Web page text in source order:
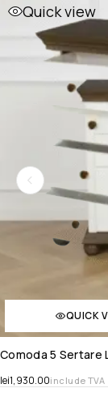
Quick view
QUICK
Comoda 5 Sertare
lei1,930.00include TVA